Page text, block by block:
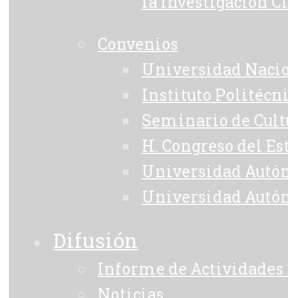
Convenios
Universidad
Instituto
Seminario de
H. Congreso del
Universidad
Universidad
Difusión
Informe de Actividades
Noticias